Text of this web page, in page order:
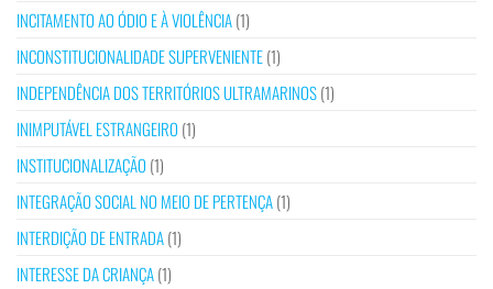
INCITAMENTO AO ÓDIO E À VIOLÊNCIA(1)
INCONSTITUCIONALIDADE SUPERVENIENTE(1)
INDEPENDÊNCIA DOS TERRITÓRIOS ULTRAMARINOS(1)
INIMPUTÁVEL ESTRANGEIRO (1)
INSTITUCIONALIZAÇÃO (1)
INTEGRAÇÃO SOCIAL NO MEIO DE PERTENÇA(1)
INTERDIÇÃO DE ENTRADA(1)
INTERESSE DA CRIANÇA(1)